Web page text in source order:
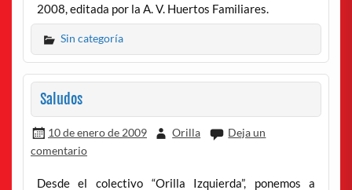
2008, editada por la A. V. Huertos Familiares.
Sin categoría
Saludos
10 de enero de 2009 Orilla
Deja un
comentario
Desde el colectivo “Orilla Izquierda”, ponemos a